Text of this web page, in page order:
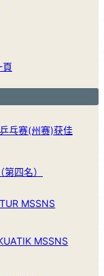
頁
乓赛(州赛)获佳
四名）
MSSNS
MSSNS